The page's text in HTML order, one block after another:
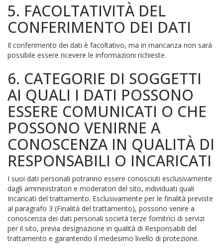
5. FACOLTATIVITÀ DEL
CONFERIMENTO DEI DATI
Il conferimento dei dati è facoltativo, ma in mancanza non sarà
possibile essere ricevere le informazioni richieste.
6. CATEGORIE DI SOGGETTI
AI QUALI I DATI POSSONO
ESSERE COMUNICATI O CHE
POSSONO VENIRNE A
CONOSCENZA IN QUALITÀ DI
RESPONSABILI O INCARICATI
I suoi dati personali potranno essere conosciuti esclusivamente
dagli amministratori e moderatori del sito, individuati quali
Incaricati del trattamento. Esclusivamente per le finalità previste
al paragrafo 3 (Finalità del trattamento), possono venire a
conoscenza dei dati personali società terze fornitrici di servizi
per il sito, previa designazione in qualità di Responsabili del
trattamento e garantendo il medesimo livello di protezione.